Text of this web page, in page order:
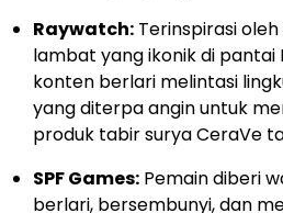
Raywatch: Terinspirasi
lambat yang ikonik di
konten berlari melintasi
yang diterpa angin untuk
produk tabir surya CeraVe
SPF Games: Pemain diberi
berlari, bersembunyi, dan